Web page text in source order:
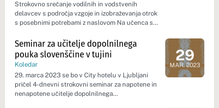
Strokovno srečanje vodilnih in vodstvenih
delavcev s področja vzgoje in izobraževanja otrok
s posebnimi potrebami z naslovom Na učenca s…
Seminar za učitelje dopolnilnega
pouka slovenščine v tujini
Koledar
29. marca 2023 se bo v City hotelu v Ljubljani
pričel 4-dnevni strokovni seminar za napotene in
nenapotene učitelje dopolnilnega…
29
MAR. 2023
Dan